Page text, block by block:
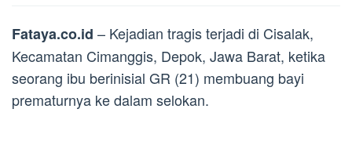
Fataya.co.id – Kejadian tragis terjadi di Cisalak,
Kecamatan Cimanggis, Depok, Jawa Barat, ketika
seorang ibu berinisial GR (21) membuang bayi
prematurnya ke dalam selokan.